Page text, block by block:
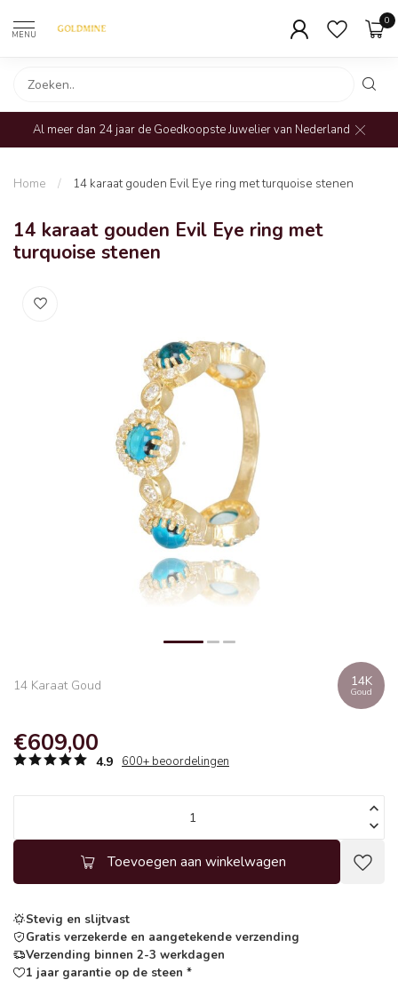
MENU
0
Al meer dan 24 jaar de Goedkoopste Juwelier van Nederland
Home / 14 karaat gouden Evil Eye ring met turquoise stenen
14 karaat gouden Evil Eye ring met
turquoise stenen
14 Karaat Goud 14K
Goud
€609,00
4.9 600+ beoordelingen
Toevoegen aan winkelwagen
Stevig en slijtvast
Gratis verzekerde en aangetekende verzending
Verzending binnen 2-3 werkdagen
1 jaar garantie op de steen *